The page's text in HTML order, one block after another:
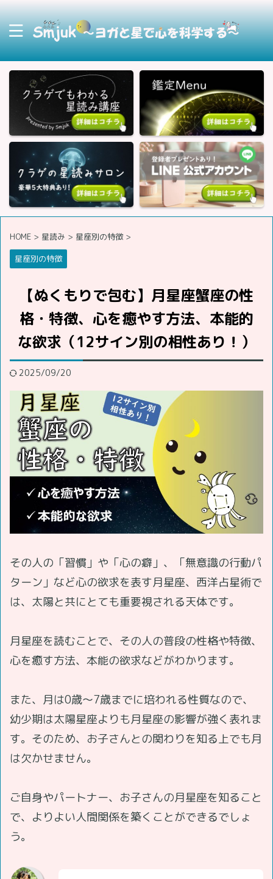
HOME > 星読み > 星座別の特徴 >
星座別の特徴
【ぬくもりで包む】月星座蟹座の性
格・特徴、心を癒やす方法、本能的
な欲求（12サイン別の相性あり！）
2025/09/20
その人の「習慣」や「心の癖」、「無意識の行動パ
ターン」など心の欲求を表す月星座、西洋占星術で
は、太陽と共にとても重要視される天体です。
月星座を読むことで、その人の普段の性格や特徴、
心を癒す方法、本能の欲求などがわかります。
また、月は0歳～7歳までに培われる性質なので、
幼少期は太陽星座よりも月星座の影響が強く表れま
す。そのため、お子さんとの関わりを知る上でも月
は欠かせません。
ご自身やパートナー、お子さんの月星座を知ること
で、よりよい人間関係を築くことができるでしょ
う。